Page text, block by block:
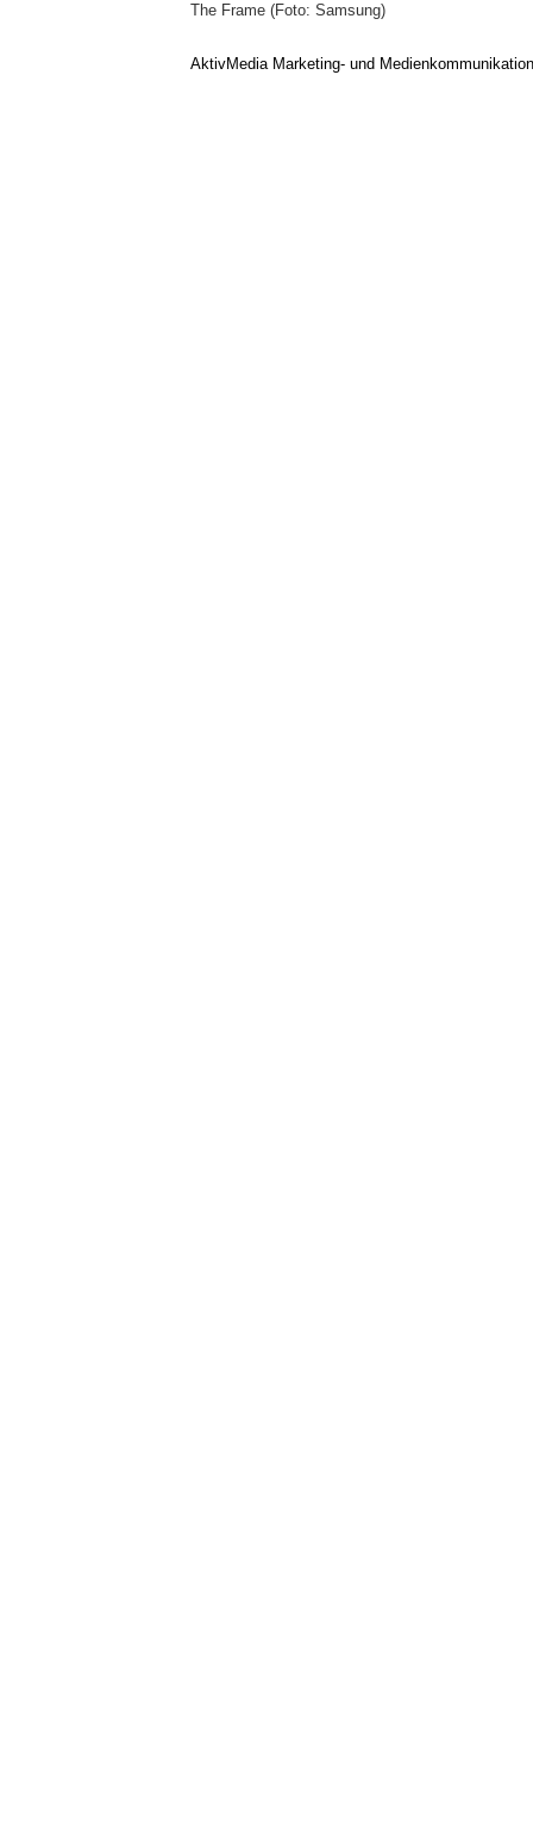
The Frame (Foto: Samsung)
AktivMedia Marketing- und